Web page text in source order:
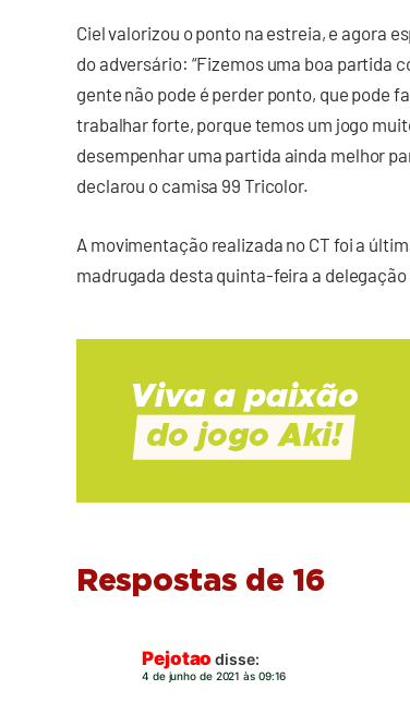
Ciel valorizou o ponto na estreia, e agora
do adversário: “Fizemos uma boa partida
gente não pode é perder ponto, que pode
trabalhar forte, porque temos um jogo
desempenhar uma partida ainda melhor
declarou o camisa 99 Tricolor.
A movimentação realizada no CT foi a
madrugada desta quinta-feira a
Respostas de 16
Pejotao disse:
4 de junho de 2021 às 09:16